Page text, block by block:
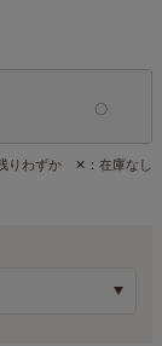
りわずか ✕：在庫なし